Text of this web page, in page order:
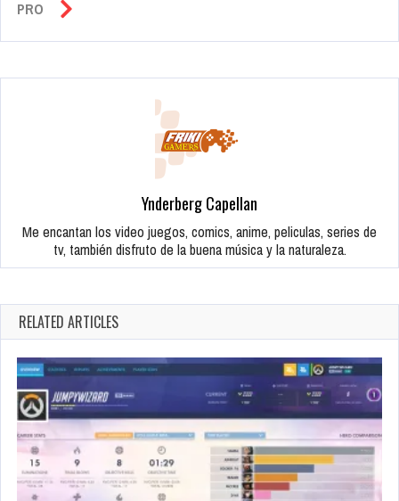
PRO
Ynderberg Capellan
Me encantan los video juegos, comics, anime, peliculas, series de
tv, también disfruto de la buena música y la naturaleza.
RELATED ARTICLES